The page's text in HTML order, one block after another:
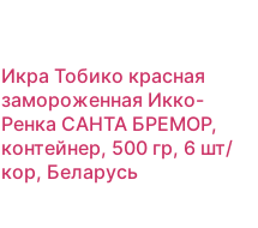
Икра Тобико красная
замороженная Икко-
Ренка САНТА БРЕМОР,
контейнер, 500 гр, 6 шт/
кор, Беларусь